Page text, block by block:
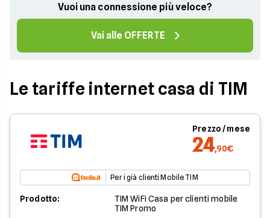
Vuoi una connessione più veloce?
Vai alle OFFERTE
Le tariffe internet casa di TIM
Prezzo / mese
24,90€
Per i già clienti Mobile TIM
Prodotto:
TIM WiFi Casa per clienti mobile
TIM Promo